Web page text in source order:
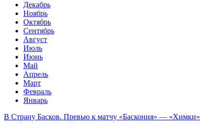
Декабрь
Ноябрь
Октябрь
Сентябрь
Август
Июль
Июнь
Май
Апрель
Март
Февраль
Январь
В Страну Басков. Превью к матчу «Баскония» — «Химки»